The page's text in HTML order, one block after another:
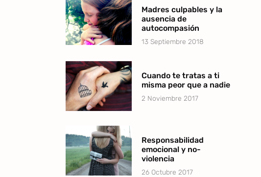
Madres culpables y la
ausencia de
autocompasión
13 Septiembre 2018
Cuando te tratas a ti
misma peor que a nadie
2 Noviembre 2017
Responsabilidad
emocional y no-
violencia
26 Octubre 2017